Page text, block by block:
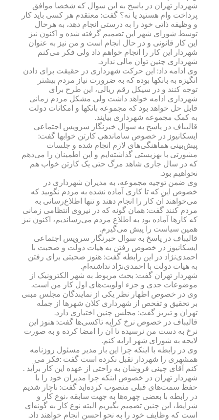
شهردار تهران در پاسخ به این سوال که شخصا موافق
پرداخت وام هستید یا نه؟ گفت: معتقدم هر کسی باید کار
و وظیفه ذاتی خود را به درستی انجام دهد، به هرحال
توسط شورای شهر این تصمیم گرفته شده و اکنون نیز
این کار قانونی و در حال انجام است و من نیز به عنوان
شهردار این کار را انجام خواهم داد ولی فکر می‌کنم
شهرداری چنین توان مالی ندارد.
وی ادامه داد: این حرکت شهرداری در حقیقت برای دادن
انگیزه به بانکها بوده که به ضرورت نیاز مردم بیشتر
توجه کنند و در سیکل رقم ریالی، این طرح برای
شهرداری ادامه خواهد داشت ولی مشکل مردم زمانی
قابل حل خواهد بود که مجموعه بانکها و امکانات دولت
به کمک مجموعه شهرداری بیایند.
قالیباف در پاسخ به سوال خبرنگار سرویس اجتماعی
ایسکانیوز در خصوص ساماندهی کارتن خوابها گفت:
پیش‌بینی هماهنگی‌های لازم انجام شده و جلسات
مشورتی با بهزیستی گذاشته‌ایم و این اطمینان را می‌دهم
که در سال جاری شاهد مرگ حتی یک کارتن خواب هم
نخواهیم بود.
وی ضمن توجیه مجموعه، به مدیران شهرداری در
خصوص این که تا کاری آماده نشده به مردم نگویید که
می‌خواهند آن کار را انجام دهند و تنها اطلاع‌رسانی به
مردم کنند گفت: همان گونه که در نیروی انتظامی زمانی
که کارها آماده بود به اطلاع مردم می‌رساندیم،‌ اکنون نیز
همین سیاست را پیش می‌گیرم.
قالیباف در پاسخ به سوال خبرنگار سرویس اجتماعی
ایسکانیوز در خصوص رفتن به هیات دولت و صحبت با
احمدی‌نژاد در این رابطه گفت: هنوز صحبتی برای رفتن
به هیات دولت با احمدی‌نژاد نداشته‌ام.
شهردار تهران گفت: بحث مربوط به شهر الکترونیک از
موضوعات جدی و جزء اولویت‌های اول کار من است.
وی در خصوص اظهار نظر یکی از نمایندگان مجلس مبنی
بر تحقیق و تفحص از شهرداری کلان شهرها از جمله
تهران و تبریز گفت: مجلس چنین اختیاری دارد.
قالیباف در خصوص نرخ کرایه تاکسی‌ها گفت: هنوز این
نرخ به دست من نرسیده تا آن را امضا کرده و به صورت
لایحه به شورای شهر ارایه کنم.
وی در رابطه با اینکه چرا این بار مدیر مسئول روزنامه
همشهری را شهردار تقبل نکرده است گفت :‌فکر می
کنم آقای چینی فروشان به راحتی از عهده این کار برآید .
شهردار تهران در خصوص اینکه چرا مدیران خود را با
حفظ سمت‌های قبلی منصوب کرده‌اید گفت: ناچار شدیم
در رابطه با بعضی چهره‌ها به جهت سابقه ،نوع کار و
شرایط، این چنین تصمیم بگیریم البته نوع کار به گونه‌ای
است که وظایف خود را به نحو احسن انجام خواهند داد.